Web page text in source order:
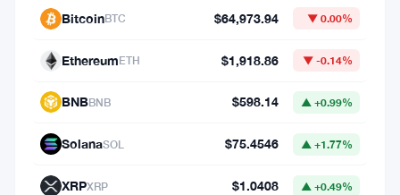
millions
ETH
désormais
BitcoinBTC $64,973.94 ▼ 0.00%
EthereumETH $1,918.86 ▼ -0.14%
BNBBNB $598.14 ▲ +0.99%
SolanaSOL $75.4546 ▲ +1.77%
XRPXRP $1.0408 ▲ +0.49%